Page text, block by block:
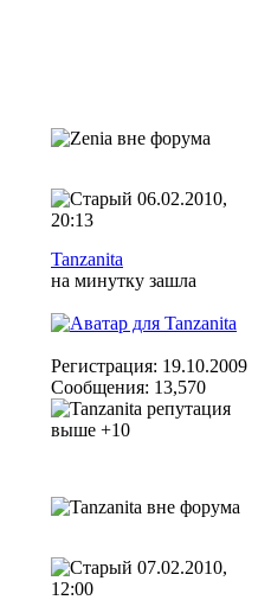
06.02.2010,
20:13
Tanzanita
на минутку зашла
Регистрация: 19.10.2009
Сообщения: 13,570
07.02.2010,
12:00